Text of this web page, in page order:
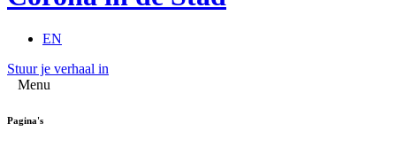
EN
Stuur je verhaal in
Menu
Pagina's